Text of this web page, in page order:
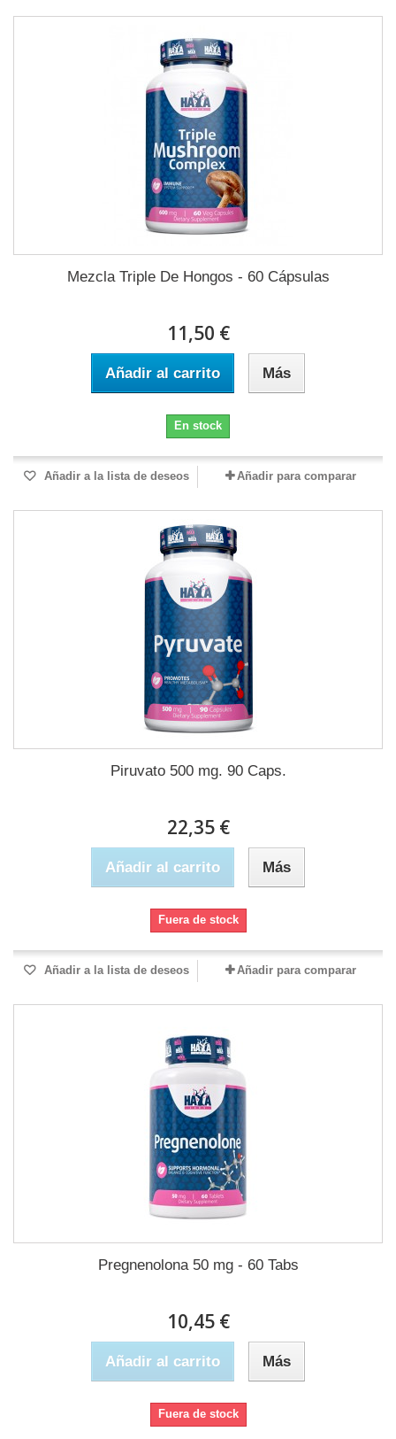
Mezcla Triple De Hongos - 60 Cápsulas
11,50 €
Añadir al carrito Más
En stock
Añadir a la lista de deseos Añadir para comparar
Piruvato 500 mg. 90 Caps.
22,35 €
Añadir al carrito Más
Fuera de stock
Añadir a la lista de deseos Añadir para comparar
Pregnenolona 50 mg - 60 Tabs
10,45 €
Añadir al carrito Más
Fuera de stock